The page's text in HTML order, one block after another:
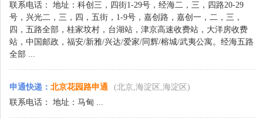
联系电话： 地址：科创三，四街1-29号，经海二，三，四路20-29
号，兴光二，三，四，五街，1-9号，嘉创路，嘉创一，二，三，
四，五路全部，桂家坟村，台湖站，津京高速收费站，大洋房收费
站，中国邮政，福安/新雅/兴达/爱家/同辉/榕城/武夷公寓。经海五路
全部 ...
申通快递 ： 北京花园路申通
(北京,海淀区,海淀区)
联系电话： 地址：马甸 ...